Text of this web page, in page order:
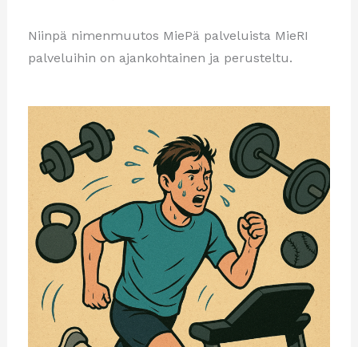
Niinpä nimenmuutos MiePä palveluista MieRI
palveluihin on ajankohtainen ja perusteltu.